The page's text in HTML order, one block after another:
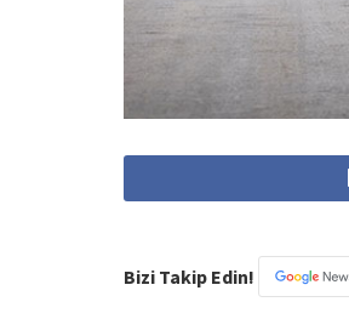
Bizi Takip Edin!